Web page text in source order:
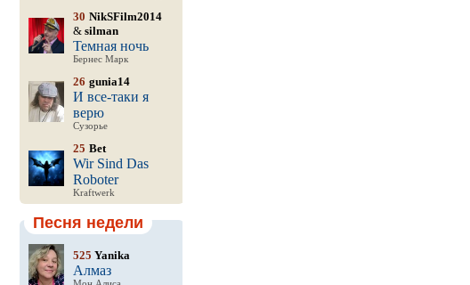
30 NikSFilm2014
& silman
Темная ночь
Бернес Марк
26 gunia14
И все-таки я
верю
Сузорье
25 Bet
Wir Sind Das
Roboter
Kraftwerk
Песня недели
525 Yanika
Алмаз